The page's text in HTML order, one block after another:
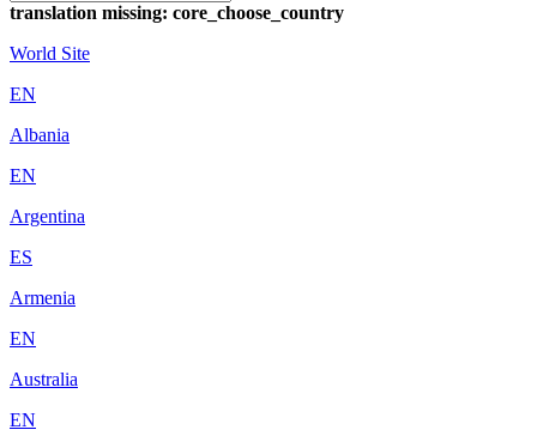
translation missing: core_choose_country
World Site
EN
Albania
EN
Argentina
ES
Armenia
EN
Australia
EN